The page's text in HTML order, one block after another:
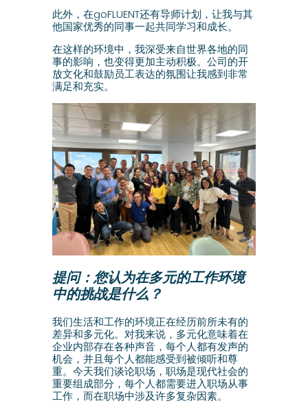
此外，在goFLUENT还有导师计划，让我与其
他国家优秀的同事一起共同学习和成长。
在这样的环境中，我深受来自世界各地的同
事的影响，也变得更加主动积极。公司的开
放文化和鼓励员工表达的氛围让我感到非常
满足和充实。
提问：您认为在多元的工作环境
中的挑战是什么？
我们生活和工作的环境正在经历前所未有的
差异和多元化。对我来说，多元化意味着在
企业内部存在各种声音，每个人都有发声的
机会，并且每个人都能感受到被倾听和尊
重。今天我们谈论职场，职场是现代社会的
重要组成部分，每个人都需要进入职场从事
工作，而在职场中涉及许多复杂因素。